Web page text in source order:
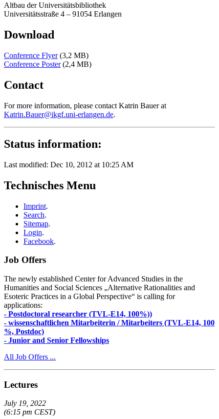
Altbau der Universitätsbibliothek
Universitätsstraße 4 – 91054 Erlangen
Download
Conference Flyer(3,2 MB)
Conference Poster(2,4 MB)
Contact
For more information, please contact Katrin Bauer at
Katrin.Bauer@ikgf.uni-erlangen.de.
Status information:
Last modified: Dec 10, 2012 at 10:25 AM
Technisches Menu
Imprint.
Search.
Sitemap.
Login.
Facebook.
Job Offers
The newly established Center for Advanced Studies in the
Humanities and Social Sciences „Alternative Rationalities and
Esoteric Practices in a Global Perspective“ is calling for
applications:
- Postdoctoral researcher (TVL-E14, 100%))
- wissenschaftlichen Mitarbeiterin / Mitarbeiters (TVL-E14, 100
%, Postdoc)
- Junior and Senior Fellowships
All Job Offers ...
Lectures
July 19, 2022
(6:15 pm CEST)